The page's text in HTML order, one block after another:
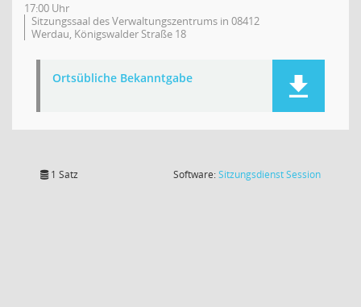
17:00 Uhr
Sitzungssaal des Verwaltungszentrums in 08412
Werdau, Königswalder Straße 18
Ortsübliche Bekanntgabe
1 Satz Software:SitzungsdienstSession(Wird in